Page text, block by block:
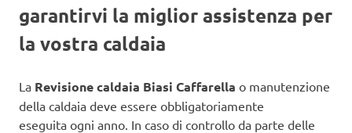
garantirvi la miglior assistenza per
la vostra caldaia
La Revisione caldaia Biasi Caffarella o manutenzione
della caldaia deve essere obbligatoriamente
eseguita ogni anno. In caso di controllo da parte delle